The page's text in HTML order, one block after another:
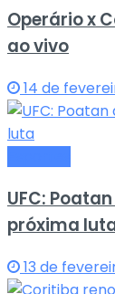
Operário x
ao vivo
14 de
UFC:
próxima
13 de